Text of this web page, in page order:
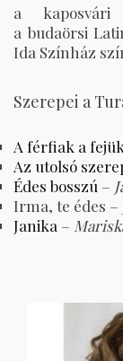
a
a budaörsi
Ida Színház
Szerepei a
A férfiak a
Az utolsó
Édes bosszú –
Irma, te édes –
Janika –